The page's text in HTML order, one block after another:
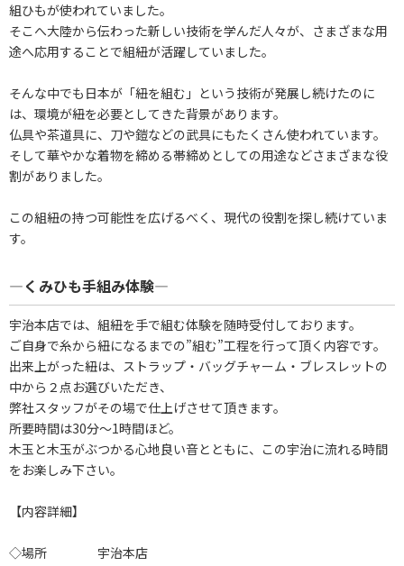
組ひもが使われていました。
そこへ大陸から伝わった新しい技術を学んだ人々が、さまざまな用
途へ応用することで組紐が活躍していました。
そんな中でも日本が「紐を組む」という技術が発展し続けたのに
は、環境が紐を必要としてきた背景があります。
仏具や茶道具に、刀や鎧などの武具にもたくさん使われています。
そして華やかな着物を締める帯締めとしての用途などさまざまな役
割がありました。
この組紐の持つ可能性を広げるべく、現代の役割を探し続けていま
す。
―くみひも手組み体験―
宇治本店では、組紐を手で組む体験を随時受付しております。
ご自身で糸から紐になるまでの”組む”工程を行って頂く内容です。
出来上がった紐は、ストラップ・バッグチャーム・ブレスレットの
中から２点お選びいただき、
弊社スタッフがその場で仕上げさせて頂きます。
所要時間は30分～1時間ほど。
木玉と木玉がぶつかる心地良い音とともに、この宇治に流れる時間
をお楽しみ下さい。
【内容詳細】
◇場所 宇治本店